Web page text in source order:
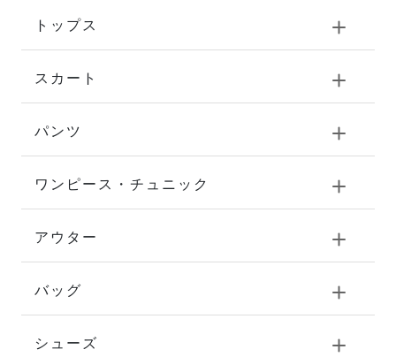
トップス
スカート
パンツ
ワンピース・チュニック
アウター
バッグ
シューズ